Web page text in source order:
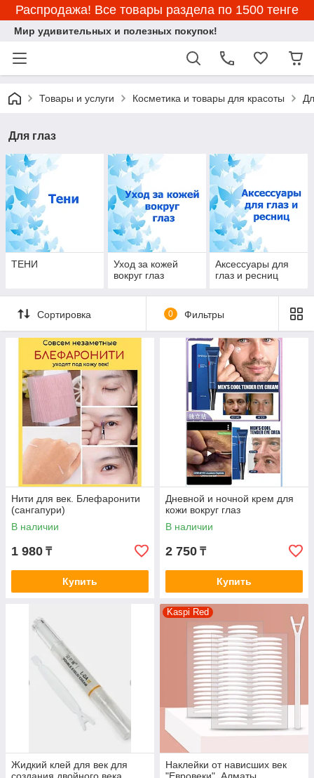
Распродажа! Все товары раздела по 1500 тенге
Мир удивительных и полезных покупок!
Товары и услуги Косметика и товары для красоты
Для глаз
ТЕНИ
Уход за кожей
вокруг глаз
Аксессуары для
глаз и ресниц
Сортировка 0 Фильтры
Нити для век. Блефаронити
(сангапури)
В наличии
1 980 ₸
Купить
Дневной и ночной крем для
кожи вокруг глаз
В наличии
2 750 ₸
Купить
Жидкий клей для век для
Kaspi Red
Наклейки от нависших век